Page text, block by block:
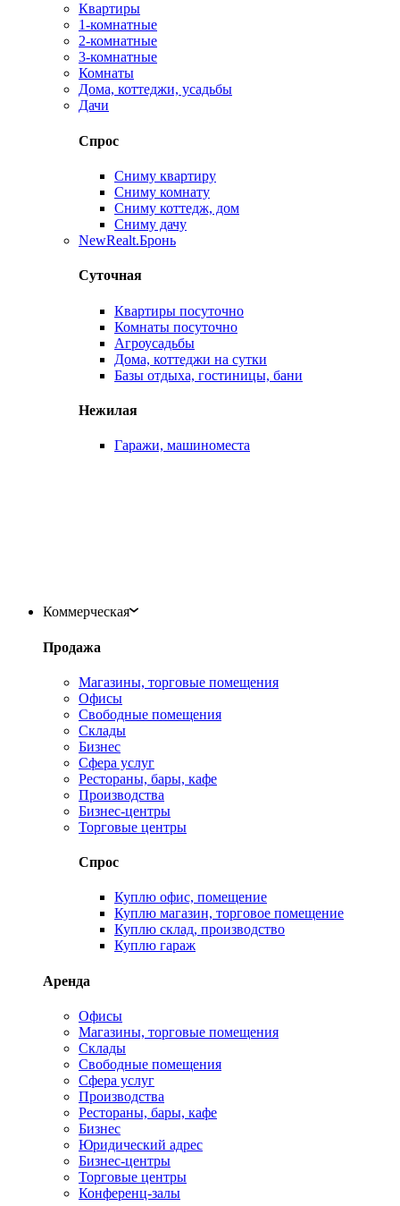
Квартиры
1-комнатные
2-комнатные
3-комнатные
Комнаты
Дома, коттеджи, усадьбы
Дачи
Спрос
Сниму квартиру
Сниму комнату
Сниму коттедж, дом
Сниму дачу
NewRealt.Бронь
Суточная
Квартиры посуточно
Комнаты посуточно
Агроусадьбы
Дома, коттеджи на сутки
Базы отдыха, гостиницы, бани
Нежилая
Гаражи, машиноместа
Коммерческая
Продажа
Магазины, торговые помещения
Офисы
Свободные помещения
Склады
Бизнес
Сфера услуг
Рестораны, бары, кафе
Производства
Бизнес-центры
Торговые центры
Спрос
Куплю офис, помещение
Куплю магазин, торговое помещение
Куплю склад, производство
Куплю гараж
Аренда
Офисы
Магазины, торговые помещения
Склады
Свободные помещения
Сфера услуг
Производства
Рестораны, бары, кафе
Бизнес
Юридический адрес
Бизнес-центры
Торговые центры
Конференц-залы